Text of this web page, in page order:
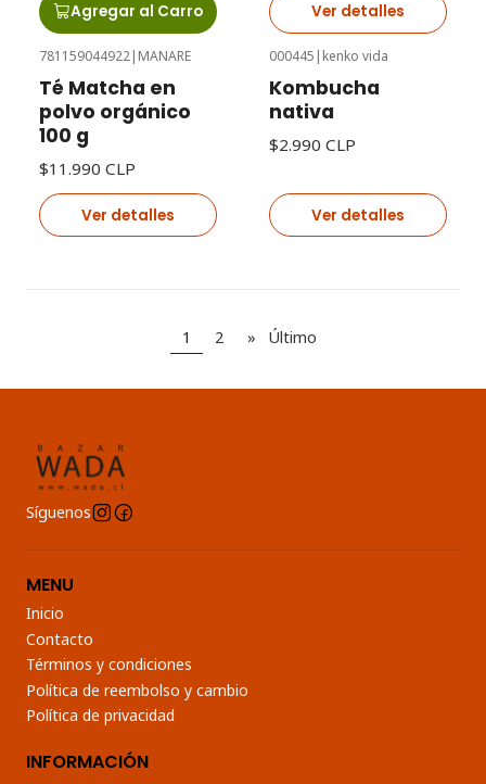
Agregar al Carro Ver detalles
781159044922| MANARE
Té Matcha en
polvo orgánico
100 g
$11.990 CLP
Ver detalles
000445 | kenko vida
Kombucha
nativa
$2.990 CLP
Ver detalles
1 2 » Último
Síguenos
MENU
Inicio
Contacto
Términos y condiciones
Política de reembolso y cambio
Política de privacidad
INFORMACIÓN